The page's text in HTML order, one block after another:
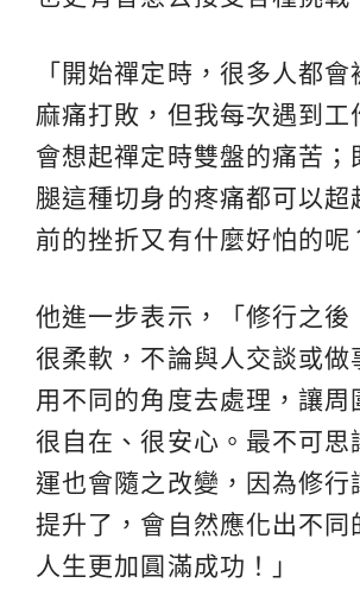
「開始禪定時，很多人都
麻痛打敗，但我每次遇到工
會想起禪定時雙盤的痛苦；
腿這種切身的疼痛都可以超
前的挫折又有什麼好怕的呢
他進一步表示，「修行之後
很柔軟，不論與人交談或做
用不同的角度去處理，讓周
很自在、很安心。最不可思
運也會隨之改變，因為修行
提升了，會自然應化出不同
人生更加圓滿成功！」